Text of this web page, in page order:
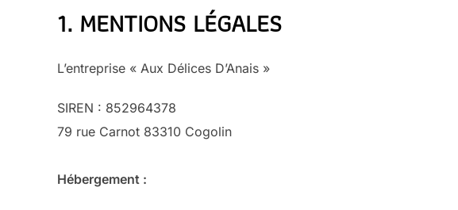
1. MENTIONS LÉGALES
L’entreprise « Aux Délices D’Anais »
SIREN : 852964378
79 rue Carnot 83310 Cogolin
Hébergement :